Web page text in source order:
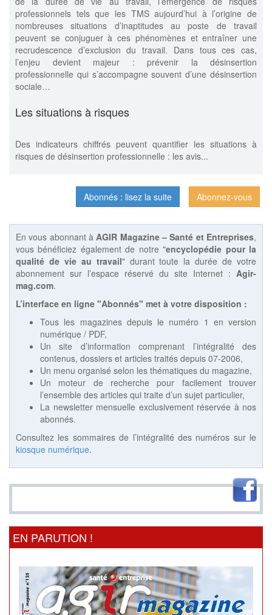
professionnels tels que les TMS aujourd’hui à l’origine de
nombreuses situations d’inaptitudes au poste de travail
peuvent se conjuguer à ces phénomènes et entraîner une
recrudescence d’exclusion du travail. Dans tous ces cas,
l’enjeu devient majeur : prévenir la désinsertion
professionnelle qui s’accompagne souvent d’une désinsertion
sociale…
Les situations à risques
Des indicateurs chiffrés peuvent quantifier les situations à
risques de désinsertion professionnelle : les avis...
Abonnez-vous
Abonnés : lisez la suite
En vous abonnant àAGIR Magazine – Santé et Entreprises,
vous bénéficiez également de notre "encyclopédie pour la
qualité de vie au travail" durant toute la durée de votre
abonnement sur l’espace réservé du site Internet : Agir-
mag.com.
L’interface en ligne "Abonnés" met à votre disposition :
Tous les magazines depuis le numéro 1 en version
numérique / PDF,
Un site d’information comprenant l’intégralité des
contenus, dossiers et articles traités depuis 07-2006,
Un menu organisé selon les thématiques du magazine,
Un moteur de recherche pour facilement trouver
l’ensemble des articles qui traite d’un sujet particulier,
La newsletter mensuelle exclusivement réservée à nos
abonnés.
Consultez les sommaires de l’intégralité des numéros sur le
kiosque numérique.
EN PARUTION !